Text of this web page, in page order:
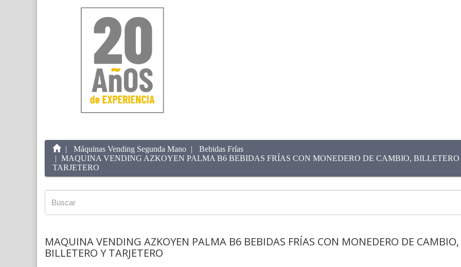
Máquinas Vending Segunda Mano
Bebidas Frías
MAQUINA VENDING AZKOYEN PALMA B6 BEBIDAS FRÍAS CON MONEDERO DE CAMBIO, BILLETERO
TARJETERO
MAQUINA VENDING AZKOYEN PALMA B6 BEBIDAS FRÍAS CON MONEDERO DE CAMBIO,
BILLETERO Y TARJETERO